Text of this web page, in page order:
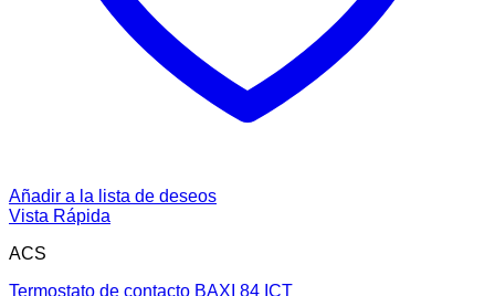
Añadir a la lista de deseos
Vista Rápida
ACS
Termostato de contacto BAXI 84 ICT